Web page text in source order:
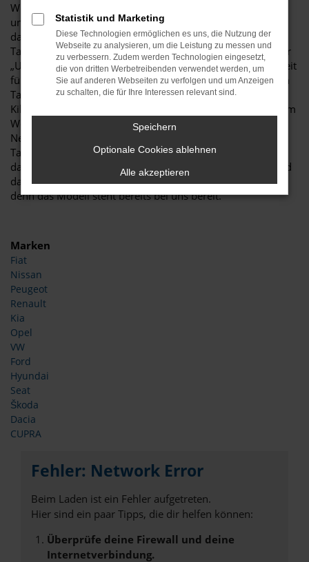
Wer sich für ein neues Fahrzeug interessiert, führt nahezu
unweigerlich umfassende Recherchen durch. Haben Sie
dabei auch schon an eine Ford Tourneo Custom
Tageszulassung gedacht? Wir fragen deshalb, weil es für Ihr
„Unterwegs-Sein“ in Essen kaum eine günstigere Möglichkeit
für einen echten Neuwagen gibt. Die Ford Tourneo Custom
Tageszulassung ist ein Fahrzeug, das noch keinen einzigen
Kilometer gefahren wurde und entsprechend frisch aus dem
Werk stammt. Der Unterschied zu einem bestellten
Neuwagen besteht darin, dass die Ford Tourneo Custom
Tageszulassung bereits komplett konfiguriert ist und nur
darauf wartet, von Ihnen in Essen gefahren zu werden. Und
das ohne Umschweife, Wartezeiten oder Verzögerungen,
denn das Modell steht bereits bei uns bereit.
Marken
Fiat
Nissan
Peugeot
Renault
Kia
Opel
VW
Ford
Hyundai
Seat
Škoda
Dacia
CUPRA
Fehler: Network Error
Beim Laden ist ein Fehler aufgetreten.
Hier sind ein paar Tipps, die dir helfen können:
Überprüfe deine Firewall und deine
Internetverbindung.
Statistik und Marketing
Diese Technologien ermöglichen es uns, die Nutzung der
Webseite zu analysieren, um die Leistung zu messen und
zu verbessern. Zudem werden Technologien eingesetzt,
die von dritten Werbetreibenden verwendet werden, um
Sie auf anderen Webseiten zu verfolgen und um Anzeigen
zu schalten, die für Ihre Interessen relevant sind.
Speichern
Optionale Cookies ablehnen
Alle akzeptieren